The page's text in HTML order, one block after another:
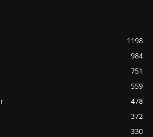
1198
984
751
559
478
372
330